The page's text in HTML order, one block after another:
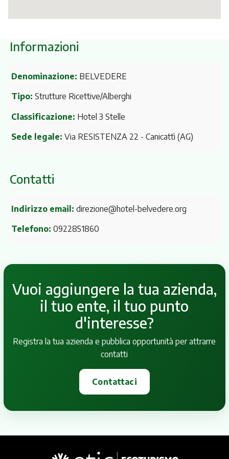
Informazioni
Denominazione: BELVEDERE
Tipo: Strutture Ricettive/Alberghi
Classificazione: Hotel 3 Stelle
Sede legale: Via RESISTENZA 22 - Canicattì (AG)
Contatti
Indirizzo email: direzione@hotel-belvedere.org
Telefono: 0922851860
Vuoi aggiungere la tua azienda,
il tuo ente, il tuo punto
d'interesse?
Registra la tua azienda e pubblica opportunità per attrarre
contatti
Contattaci